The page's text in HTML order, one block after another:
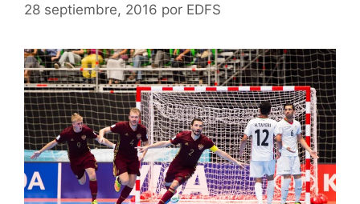
28 septiembre, 2016 por EDFS